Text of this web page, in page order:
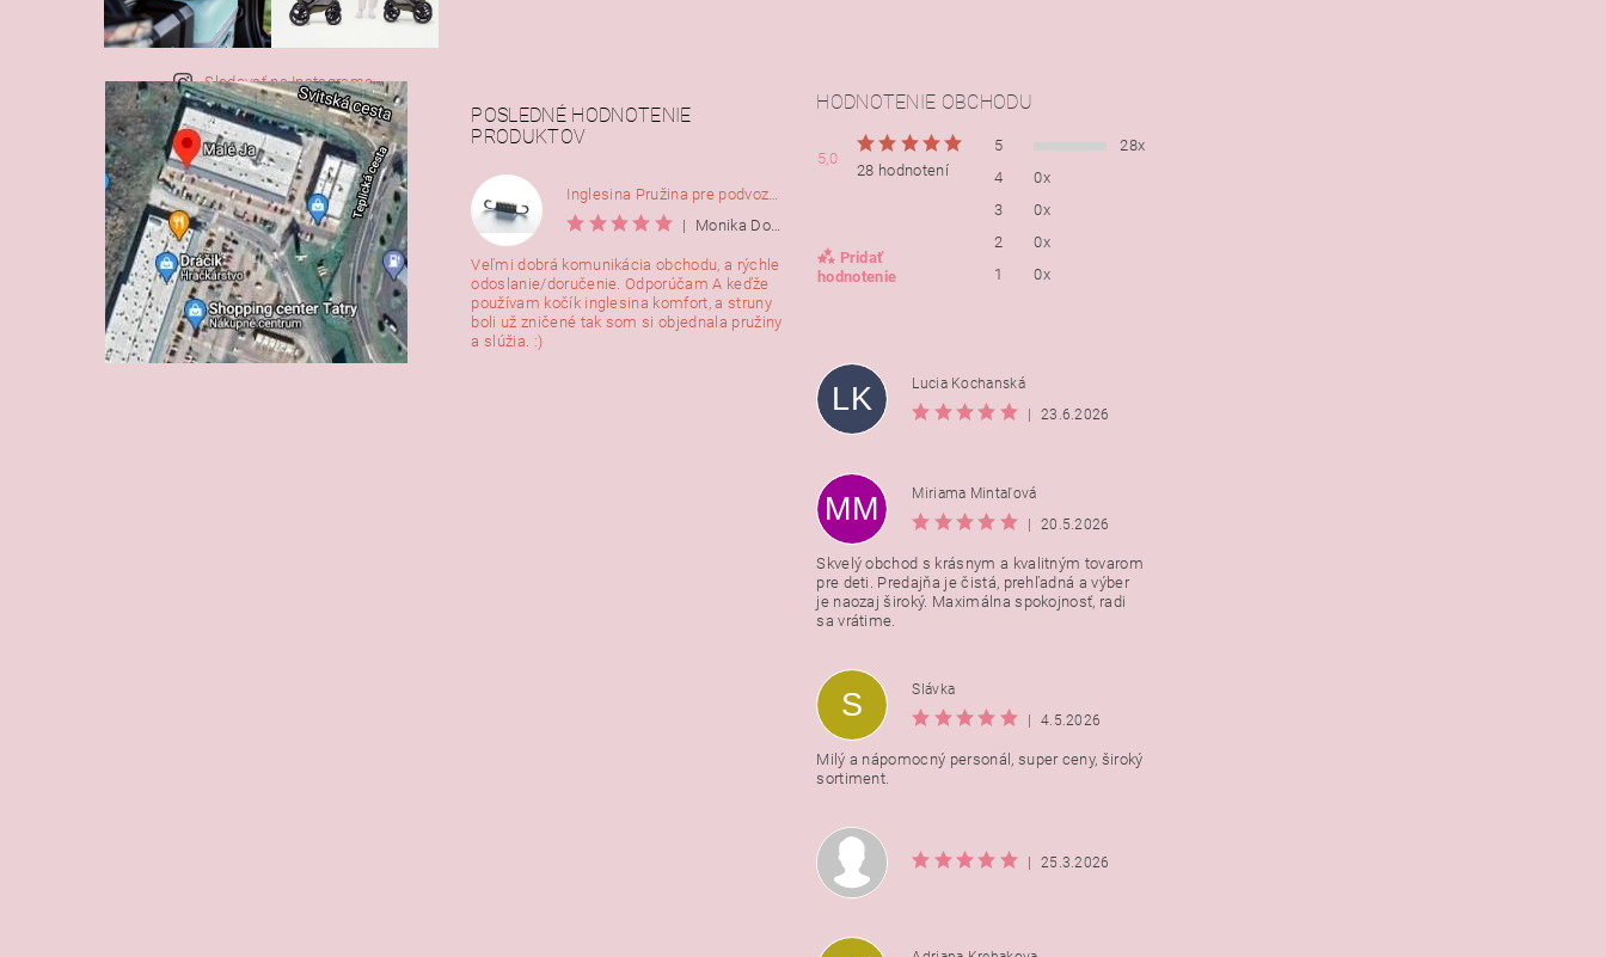
Sledovať na Instagrame
POSLEDNÉ HODNOTENIE
PRODUKTOV
|
Monika Dorušáková
Veľmi dobrá komunikácia obchodu, a rýchle
odoslanie/doručenie. Odporúčam A keďže
používam kočík inglesina komfort, a struny
boli už zničené tak som si objednala pružiny
a slúžia. :)
HODNOTENIE OBCHODU
5,0
28 hodnotení
Pridať
hodnotenie
5
28x
4
0x
3
0x
2
0x
1
0x
Vložením hodnotenie súhlasíte s
podmienkami ochrany osobných
LK
Lucia Kochanská
23.6.2026
MM
Miriama Mintaľová
20.5.2026
Skvelý obchod s krásnym a kvalitným tovarom
pre deti. Predajňa je čistá, prehľadná a výber
je naozaj široký. Maximálna spokojnosť, radi
sa vrátime.
S
Slávka
4.5.2026
Milý a nápomocný personál, super ceny, široký
sortiment.
25.3.2026